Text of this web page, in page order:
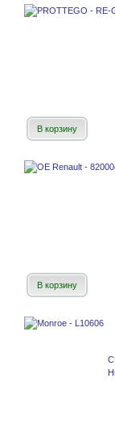
В корзину
В корзину